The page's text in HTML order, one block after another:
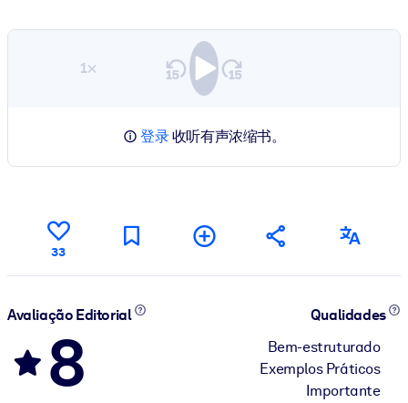
1×
登录收听有声浓缩书。
33
Avaliação Editorial
8
Qualidades
Bem-estruturado
Exemplos Práticos
Importante